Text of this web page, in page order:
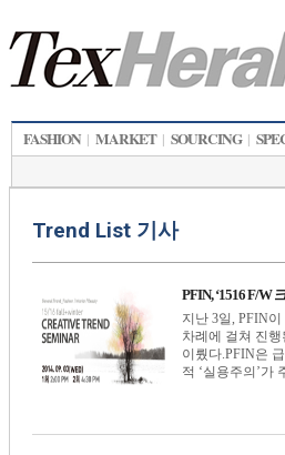
FASHION | MARKET | SOURCING |
Trend List 기사
PFIN, ‘1516 F/W
지난 3일, PFIN
차례에 걸쳐 진
이뤘다.PFIN은
적 ‘실용주의’가